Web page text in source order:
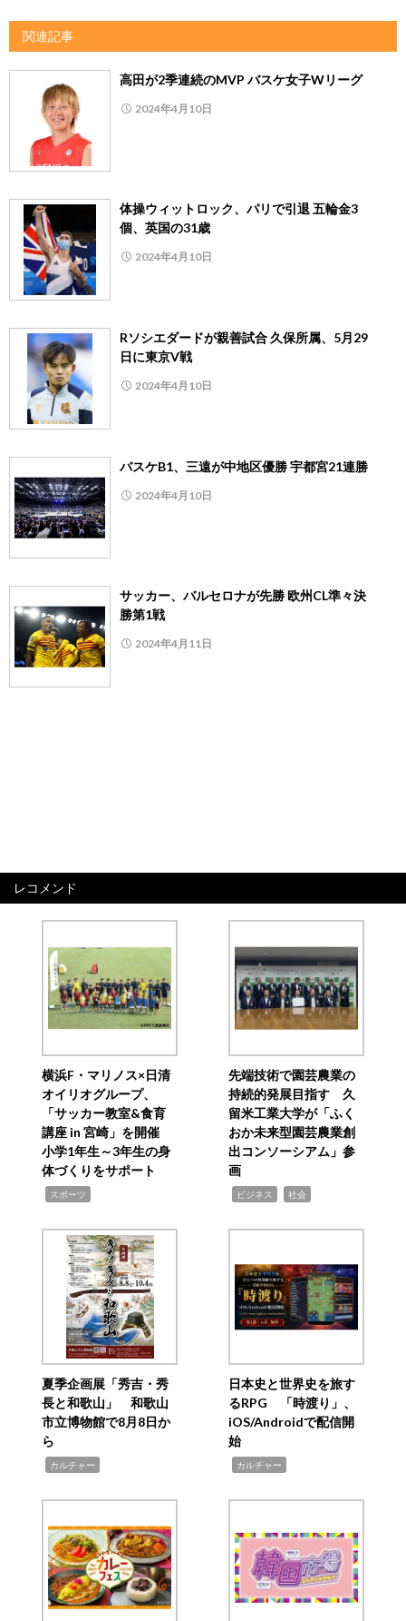
関連記事
高田が2季連続のMVP バスケ女子Wリーグ
2024年4月10日
体操ウィットロック、パリで引退 五輪金3
個、英国の31歳
2024年4月10日
Rソシエダードが親善試合 久保所属、5月29
日に東京V戦
2024年4月10日
バスケB1、三遠が中地区優勝 宇都宮21連勝
2024年4月10日
サッカー、バルセロナが先勝 欧州CL準々決
勝第1戦
2024年4月11日
レコメンド
横浜F・マリノス×日清
オイリオグループ、
「サッカー教室&食育
講座 in 宮崎」を開催
小学1年生～3年生の身
体づくりをサポート
スポーツ
先端技術で園芸農業の
持続的発展目指す 久
留米工業大学が「ふく
おか未来型園芸農業創
出コンソーシアム」参
画
ビジネス 社会
夏季企画展「秀吉・秀
長と和歌山」 和歌山
市立博物館で8月8日か
ら
カルチャー
日本史と世界史を旅す
るRPG 「時渡り」、
iOS/Androidで配信開
始
カルチャー